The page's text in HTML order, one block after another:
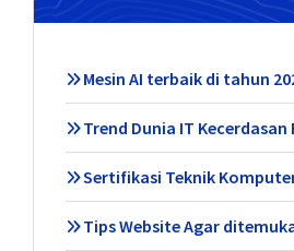
Mesin AI terbaik di tahun
Trend Dunia IT Kecerdasan
Sertifikasi Teknik
Tips Website Agar